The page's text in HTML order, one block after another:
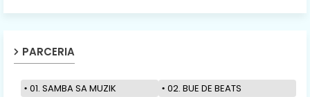
PARCERIA
01. SAMBA SA MUZIK 02. BUE DE BEATS